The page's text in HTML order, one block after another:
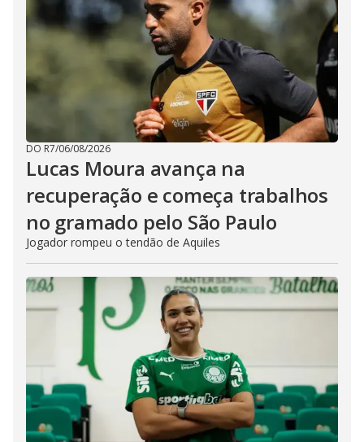
DO R7/06/08/2026
Lucas Moura avança na
recuperação e começa trabalhos
no gramado pelo São Paulo
Jogador rompeu o tendão de Aquiles